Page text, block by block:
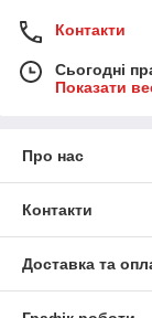
Контакти
Сьогодні
Показати
Про нас
Контакти
Доставка та